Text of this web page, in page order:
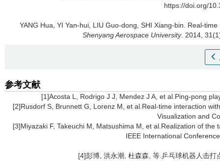
https://doi.org/
YANG Hua, YI Yan-hui, LIU Guo-dong, SHI Xiang-bin. Real-
Shenyang Aerospace University. 2014,
参考文献
[1]Acosta L, Rodrigo J J, Mendez J A, et al.Ping-pong
[2]Rusdorf S, Brunnett G, Lorenz M, et al.Real-time interaction
Visualization and
[3]Miyazaki F, Takeuchi M, Matsushima M, et al.Realization of
IEEE International
[4]彭博, 洪永潮, 杜森森, 等.乒乓球机器人击